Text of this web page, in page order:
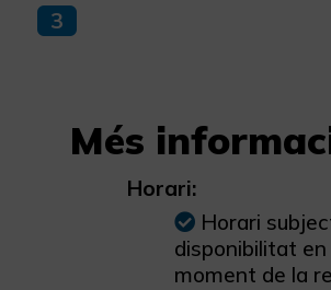
3
Més
Horari:
Horari
disponibilitat en
moment de la